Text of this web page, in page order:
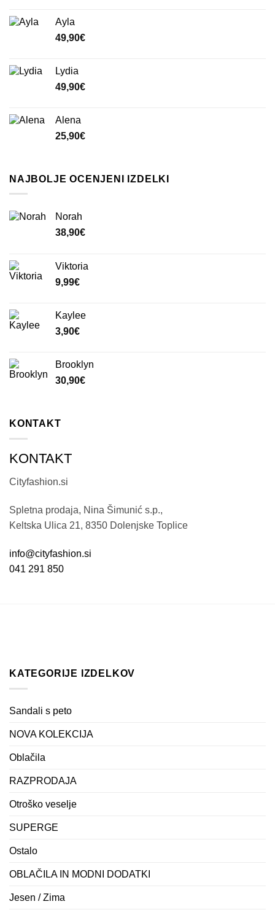
Ayla
49,90€
Lydia
49,90€
Alena
25,90€
NAJBOLJE OCENJENI IZDELKI
Norah
38,90€
Viktoria
9,99€
Kaylee
3,90€
Brooklyn
30,90€
KONTAKT
KONTAKT
Cityfashion.si
Spletna prodaja, Nina Šimunić s.p.,
Keltska Ulica 21, 8350 Dolenjske Toplice
info@cityfashion.si
041 291 850
KATEGORIJE IZDELKOV
Sandali s peto
NOVA KOLEKCIJA
Oblačila
RAZPRODAJA
Otroško veselje
SUPERGE
Ostalo
OBLAČILA IN MODNI DODATKI
Jesen / Zima